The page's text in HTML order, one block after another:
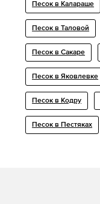
Песок в Калараше
Песок в Таловой
Песок в Сакаре
Песок в Яковлевке
Песок в Кодру
Песок в Пестяках